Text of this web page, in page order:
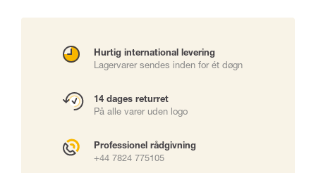
Hurtig international levering
Lagervarer sendes inden for ét døgn
14 dages returret
På alle varer uden logo
Professionel rådgivning
+44 7824 775105